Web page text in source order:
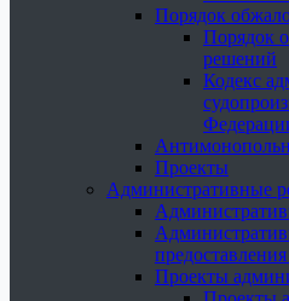
Порядок
Порядок
решений
Кодекс
Проекты
Административные
Проекты